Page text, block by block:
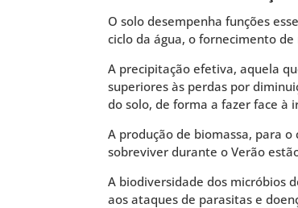
O solo desempenha funções
ciclo da água, o fornecimento
A precipitação efetiva, aquela
superiores às perdas por
do solo, de forma a fazer face à
A produção de biomassa, para
sobreviver durante o Verão
A biodiversidade dos micróbios
aos ataques de parasitas e